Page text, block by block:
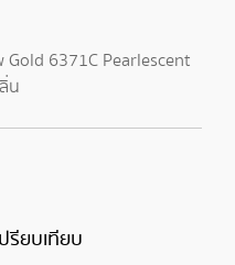
6371C Pearlescent
น
รียบเทียบ